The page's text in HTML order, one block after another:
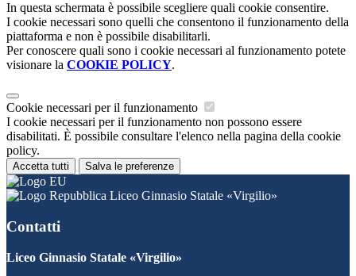
In questa schermata è possibile scegliere quali cookie consentire.
I cookie necessari sono quelli che consentono il funzionamento della
piattaforma e non è possibile disabilitarli.
Per conoscere quali sono i cookie necessari al funzionamento potete
visionare la COOKIE POLICY.
Cookie necessari per il funzionamento
I cookie necessari per il funzionamento non possono essere
disabilitati. È possibile consultare l'elenco nella pagina della cookie
policy.
Accetta tutti Salva le preferenze
Liceo Ginnasio Statale «Virgilio»
Contatti
Liceo Ginnasio Statale «Virgilio»